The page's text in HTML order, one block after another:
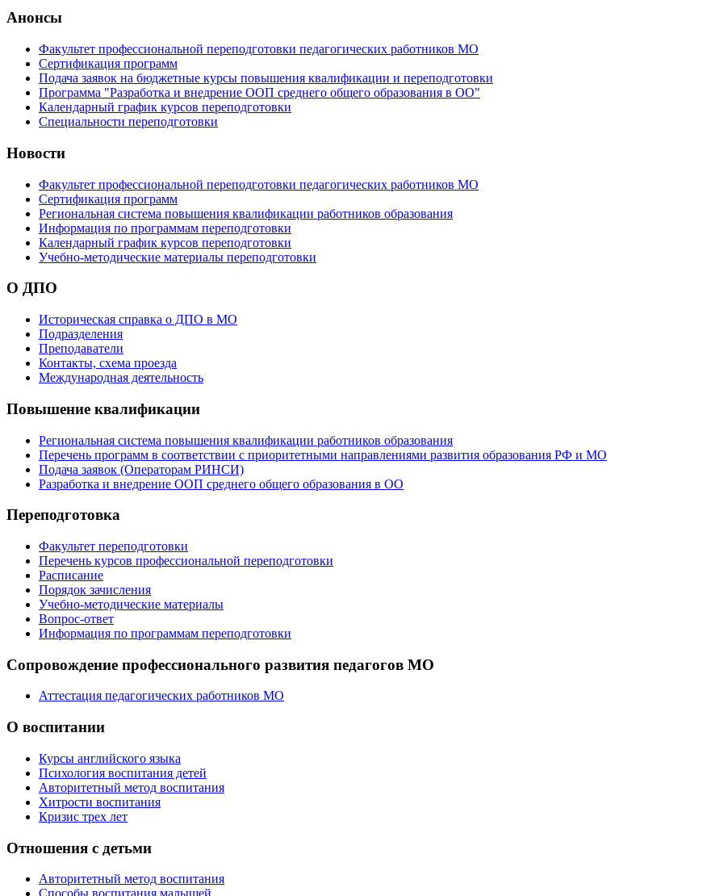
Анонсы
Факультет профессиональной переподготовки педагогических работников МО
Сертификация программ
Подача заявок на бюджетные курсы повышения квалификации и переподготовки
Программа "Разработка и внедрение ООП среднего общего образования в ОО"
Календарный график курсов переподготовки
Специальности переподготовки
Новости
Факультет профессиональной переподготовки педагогических работников МО
Сертификация программ
Региональная система повышения квалификации работников образования
Информация по программам переподготовки
Календарный график курсов переподготовки
Учебно-методические материалы переподготовки
О ДПО
Историческая справка о ДПО в МО
Подразделения
Преподаватели
Контакты, схема проезда
Международная деятельность
Повышение квалификации
Региональная система повышения квалификации работников образования
Перечень программ в соответствии с приоритетными направлениями развития образования РФ и МО
Подача заявок (Операторам РИНСИ)
Разработка и внедрение ООП среднего общего образования в ОО
Переподготовка
Факультет переподготовки
Перечень курсов профессиональной переподготовки
Расписание
Порядок зачисления
Учебно-методические материалы
Вопрос-ответ
Информация по программам переподготовки
Сопровождение профессионального развития педагогов МО
Аттестация педагогических работников МО
О воспитании
Курсы английского языка
Психология воспитания детей
Авторитетный метод воспитания
Хитрости воспитания
Кризис трех лет
Отношения с детьми
Авторитетный метод воспитания